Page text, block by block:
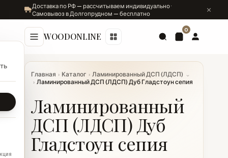
Доставка по РФ — рассчитываем индивидуально ·
Самовывоз в Долгопрудном — бесплатно
WOODONLINE
0
Главная › Каталог › Ламинированный ДСП (ЛДСП) ⌄
› Ламинированный ДСП (ЛДСП) Дуб Гладстоун сепия
Ламинированный
ДСП (ЛДСП) Дуб
Гладстоун сепия